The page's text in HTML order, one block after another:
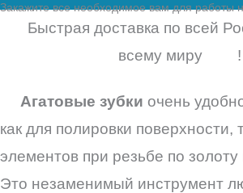
Закажите все необходимое вам для работы
Быстрая доставка по всей
всему миру
!
Агатовые зубки очень
как для полировки поверхности,
элементов при резьбе по золоту
Это незаменимый инструмент